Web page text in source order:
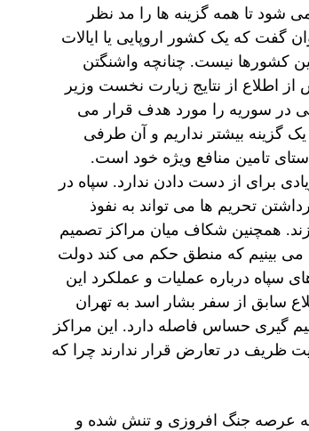
تا همه گزینه ها را مد نظر
گفت که یک کشور اروپایی یا ایالات
کشورها نیست. چنانچه واشنگتن
از اطلاع از نتایج زیارت نخست وزیر
در سوریه را مورد هدف قرار می
گزینه بیشتر نداریم و آن طرفی
تامین منافع ویژه خود است.
برای از دست دادن ندارد. سپاه در
تحریم ها می تواند به نفوذ
همچنین شکاف میان مراکز تصمیم
می بینیم که منطق حکم می کند دولت
سپاه درباره عملیات و عملکرد این
سابق از سفر بشار اسد به تهران
گیری حساس فاصله دارد. این مراکز
ظریف در تعارض قرار ندارند چرا که
عرصه جنگ افروزی و تنش شده و